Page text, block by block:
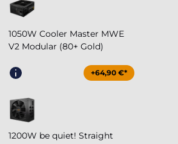
1050W Cooler Master MWE
V2 Modular (80+ Gold)
+64,90 €*
1200W be quiet! Straight